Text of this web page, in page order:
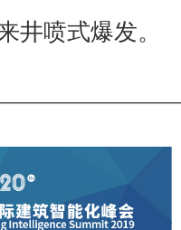
井喷式爆发。